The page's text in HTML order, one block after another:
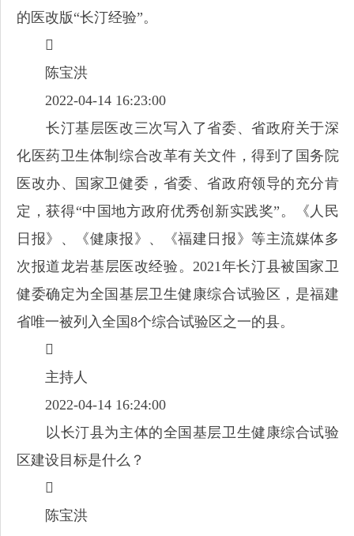
的医改版“长汀经验”。

陈宝洪
2022-04-14 16:23:00
长汀基层医改三次写入了省委、省政府关于深
化医药卫生体制综合改革有关文件，得到了国务院
医改办、国家卫健委，省委、省政府领导的充分肯
定，获得“中国地方政府优秀创新实践奖”。《人民
日报》、《健康报》、《福建日报》等主流媒体多
次报道龙岩基层医改经验。2021年长汀县被国家卫
健委确定为全国基层卫生健康综合试验区，是福建
省唯一被列入全国8个综合试验区之一的县。

主持人
2022-04-14 16:24:00
以长汀县为主体的全国基层卫生健康综合试验
区建设目标是什么？

陈宝洪